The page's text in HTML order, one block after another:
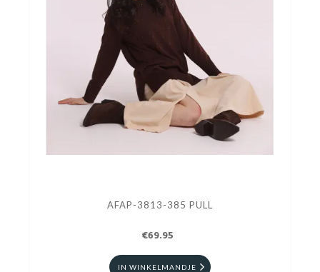
AFAP-3813-385 PULL
€69.95
IN WINKELMANDJE